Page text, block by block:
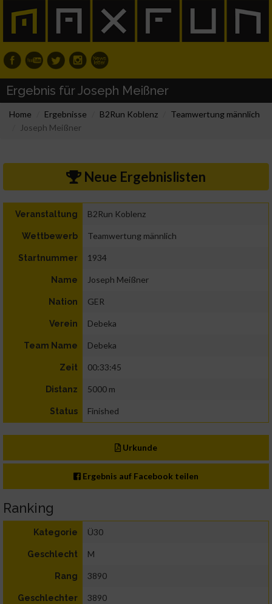
Ergebnis für Joseph Meißner
Home Ergebnisse B2Run Koblenz
Teamwertung männlich
Joseph Meißner
Neue Ergebnislisten
Veranstaltung B2Run Koblenz
Wettbewerb Teamwertung männlich
Startnummer 1934
Name Joseph Meißner
Nation GER
Verein Debeka
Team Name Debeka
Zeit 00:33:45
Distanz 5000 m
Status Finished
Urkunde
Ergebnis auf Facebook teilen
Ranking
Kategorie Ü30
Geschlecht M
Rang 3890
Geschlechter
3890